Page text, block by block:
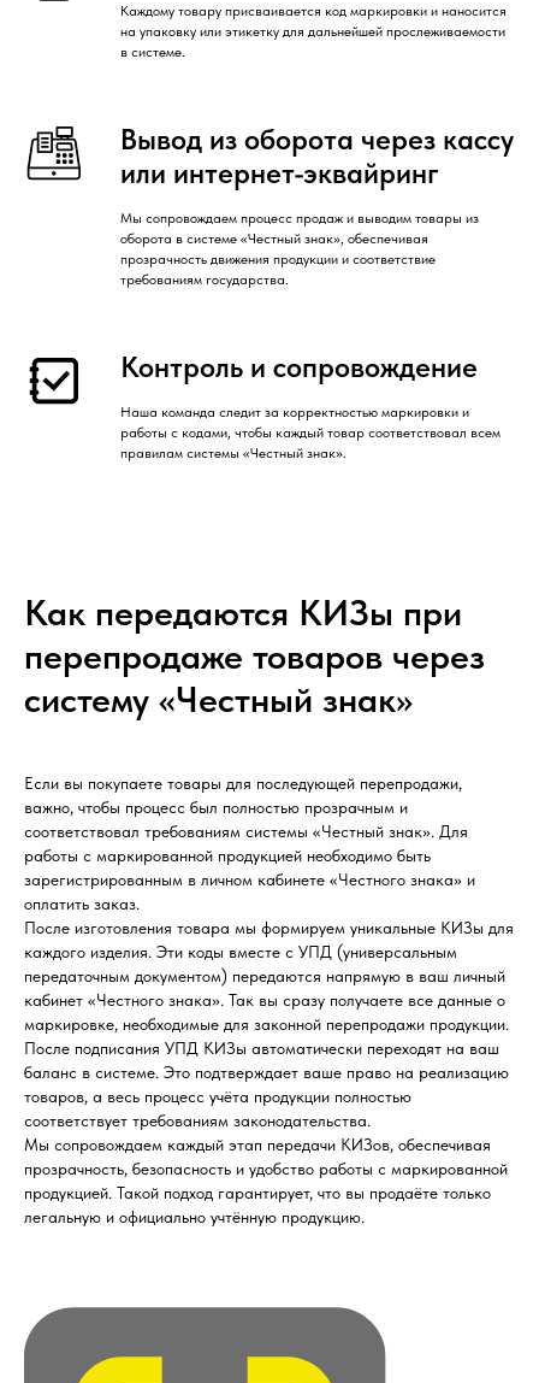
Каждому товару присваивается код маркировки и наносится
на упаковку или этикетку для дальнейшей прослеживаемости
в системе.
Вывод из оборота через кассу
или интернет-эквайринг
Мы сопровождаем процесс продаж и выводим товары из
оборота в системе «Честный знак», обеспечивая
прозрачность движения продукции и соответствие
требованиям государства.
Контроль и сопровождение
Наша команда следит за корректностью маркировки и
работы с кодами, чтобы каждый товар соответствовал всем
правилам системы «Честный знак».
Как передаются КИЗы при
перепродаже товаров через
систему «Честный знак»
Если вы покупаете товары для последующей перепродажи,
важно, чтобы процесс был полностью прозрачным и
соответствовал требованиям системы «Честный знак». Для
работы с маркированной продукцией необходимо быть
зарегистрированным в личном кабинете «Честного знака» и
оплатить заказ.
После изготовления товара мы формируем уникальные КИЗы для
каждого изделия. Эти коды вместе с УПД (универсальным
передаточным документом) передаются напрямую в ваш личный
кабинет «Честного знака». Так вы сразу получаете все данные о
маркировке, необходимые для законной перепродажи продукции.
После подписания УПД КИЗы автоматически переходят на ваш
баланс в системе. Это подтверждает ваше право на реализацию
товаров, а весь процесс учёта продукции полностью
соответствует требованиям законодательства.
Мы сопровождаем каждый этап передачи КИЗов, обеспечивая
прозрачность, безопасность и удобство работы с маркированной
продукцией. Такой подход гарантирует, что вы продаёте только
легальную и официально учтённую продукцию.